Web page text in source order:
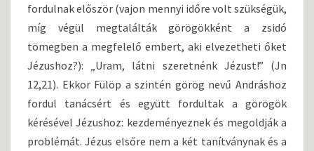
P
fordulnak először (vajon mennyi időre volt szükségük,
míg végül megtalálták görögökként a zsidó
tömegben a megfelelő embert, aki elvezetheti őket
Jézushoz?): „Uram, látni szeretnénk Jézust!” (Jn
12,21). Ekkor Fülöp a szintén görög nevű Andráshoz
fordul tanácsért és együtt fordultak a görögök
kérésével Jézushoz: kezdeményeznek és megoldják a
problémát. Jézus elsőre nem a két tanítványnak és a